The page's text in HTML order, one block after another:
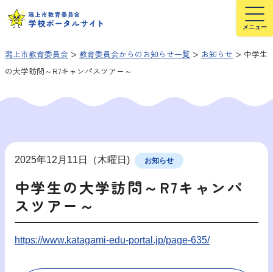
潟上市教育委員会 > 教育委員会からのお知らせ一覧 > お知らせ > 中学生
の大学訪問～R7キャンパスツアー～
2025年12月11日（木曜日) お知らせ
中学生の大学訪問～R7キャンパ
スツアー～
https://www.katagami-edu-portal.jp/page-635/